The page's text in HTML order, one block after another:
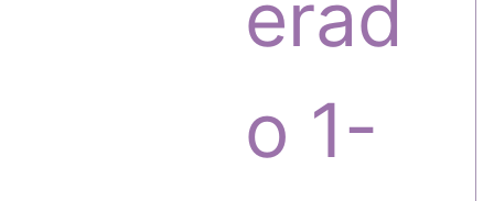
o
erad
o 1-